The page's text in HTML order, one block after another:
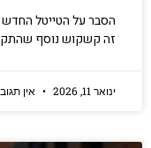
זה קשקוש נוסף
ינואר 11, 2026 אין